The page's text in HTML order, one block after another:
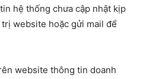
hệ thống chưa cập nhật kịp
website hoặc gửi mail để
website thông tin doanh